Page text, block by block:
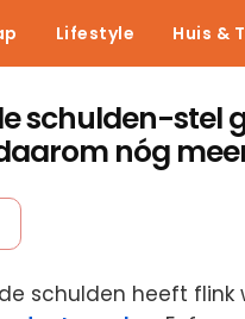
Lifestyle Huis &
schulden-stel
nóg
schulden heeft